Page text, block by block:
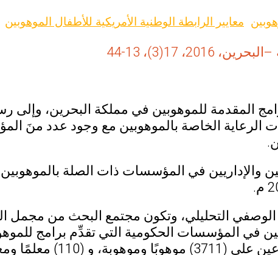
معايير الرابطة الوطنية الأمريكية للأطفال الموهوبين
17(3)، 13-44
المقدمة للموهوبين في مملكة البحرين، وإلى
الرعاية الخاصة بالموهوبين مع وجود عدد منَ
والإداريين في المؤسسات ذات الصلة
التحليلي، وتكون مجتمع البحث من مجمل
في المؤسسات الحكومية التي تقدِّم برامج